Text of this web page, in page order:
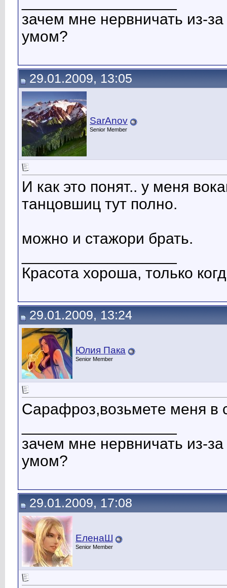
зачем мне нервничать из-за
умом?
29.01.2009, 13:05
SarAnov
Senior Member
И как это понят.. у меня
танцовшиц тут полно.
можно и стажори брать.
Красота хороша, только
29.01.2009, 13:24
Юлия Пака
Senior Member
Сарафроз,возьмете меня в
зачем мне нервничать из-за
умом?
29.01.2009, 17:08
ЕленаШ
Senior Member